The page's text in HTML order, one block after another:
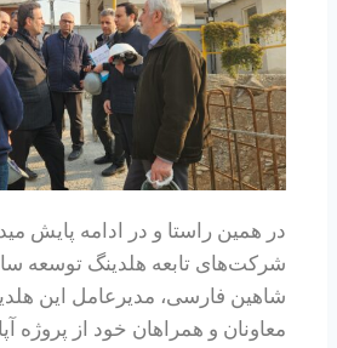
در همین راستا و در ادامه پایش
شرکت‌های تابعه هلدینگ توسعه
شاهین فارسی، مدیرعامل این
معاونان و همراهان خود از پروژه